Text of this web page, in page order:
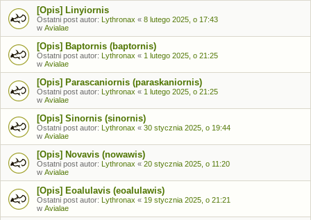
[Opis] Linyiornis
Ostatni post autor: Lythronax « 8 lutego 2025, o 17:43
w Avialae
[Opis] Baptornis (baptornis)
Ostatni post autor: Lythronax « 1 lutego 2025, o 21:25
w Avialae
[Opis] Parascaniornis (paraskaniornis)
Ostatni post autor: Lythronax « 1 lutego 2025, o 21:25
w Avialae
[Opis] Sinornis (sinornis)
Ostatni post autor: Lythronax « 30 stycznia 2025, o 19:44
w Avialae
[Opis] Novavis (nowawis)
Ostatni post autor: Lythronax « 20 stycznia 2025, o 11:20
w Avialae
[Opis] Eoalulavis (eoalulawis)
Ostatni post autor: Lythronax « 19 stycznia 2025, o 21:21
w Avialae